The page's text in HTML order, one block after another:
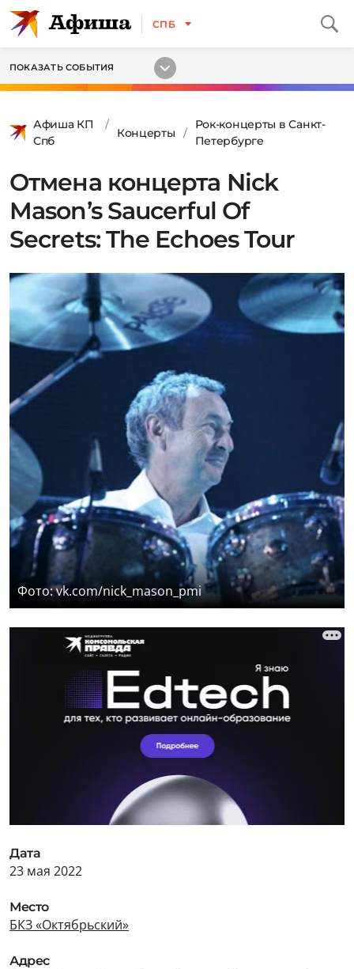
СПБ
ПОКАЗАТЬ СОБЫТИЯ
Афиша КП
Спб
Концерты
Рок-концерты в Санкт-
Петербурге
Отмена концерта Nick
Mason’s Saucerful Of
Secrets: The Echoes Tour
Фото: vk.com/nick_mason_pmi
Дата
23 мая 2022
Место
БКЗ «Октябрьский»
Адрес